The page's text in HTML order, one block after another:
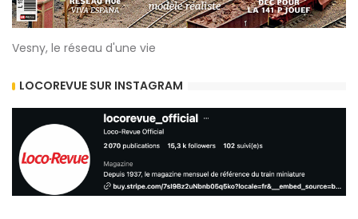
Vesny, le réseau d'une vie
LOCOREVUE SUR INSTAGRAM